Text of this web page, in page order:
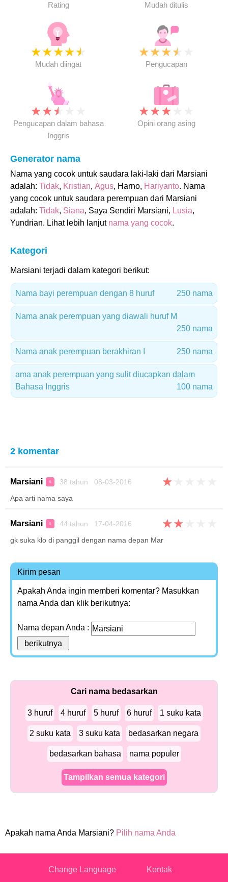
Rating Mudah ditulis
★★★★★
Mudah diingat
★★★★
Pengucapan
★★★
Pengucapan dalam bahasa
Inggris
★★★
Opini orang asing
Generator nama
Nama yang cocok untuk saudara laki-laki dari Marsiani
adalah: Tidak, Kristian, Agus, Harno, Hariyanto. Nama
yang cocok untuk saudara perempuan dari Marsiani
adalah: Tidak, Siana, Saya Sendiri Marsiani, Lusia,
Yundrian. Lihat lebih lanjut nama yang cocok.
Kategori
Marsiani terjadi dalam kategori berikut:
Nama bayi perempuan dengan 8 huruf 250 nama
Nama anak perempuan yang diawali huruf M
250 nama
Nama anak perempuan berakhiran I 250 nama
ama anak perempuan yang sulit diucapkan dalam
Bahasa Inggris
100 nama
2 komentar
Marsiani ♀ 38 tahun 08-03-2016 ★
Apa arti nama saya
Marsiani ♀ 44 tahun 17-04-2016 ★★
gk suka klo di panggil dengan nama depan Mar
Kirim pesan
Apakah Anda ingin memberi komentar? Masukkan
nama Anda dan klik berikutnya:
Nama depan Anda :
Cari nama bedasarkan
3 huruf 4 huruf 5 huruf 6 huruf 1 suku kata
2 suku kata 3 suku kata bedasarkan negara
bedasarkan bahasa nama populer
Tampilkan semua kategori
Apakah nama Anda Marsiani? Pilih nama Anda
Change Language Kontak